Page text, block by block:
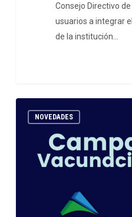
Consejo Directivo
usuarios a integrar
de la institución…
NOVEDADES